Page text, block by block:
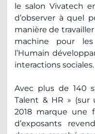
le salon Vivatech
d’observer à quel
manière de
machine pour
l’Humain
interactions sociales.
Avec plus de 140
Talent & HR » (sur
2018 marque une
d’exposants